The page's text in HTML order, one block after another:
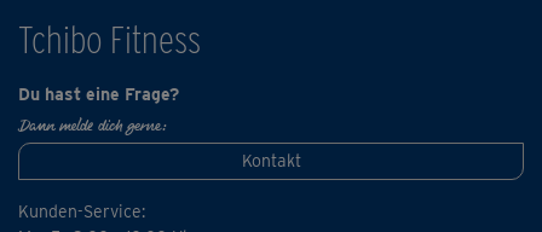
Tchibo Fitness
Du hast eine Frage?
Dann melde dich gerne:
Kontakt
Kunden-Service: